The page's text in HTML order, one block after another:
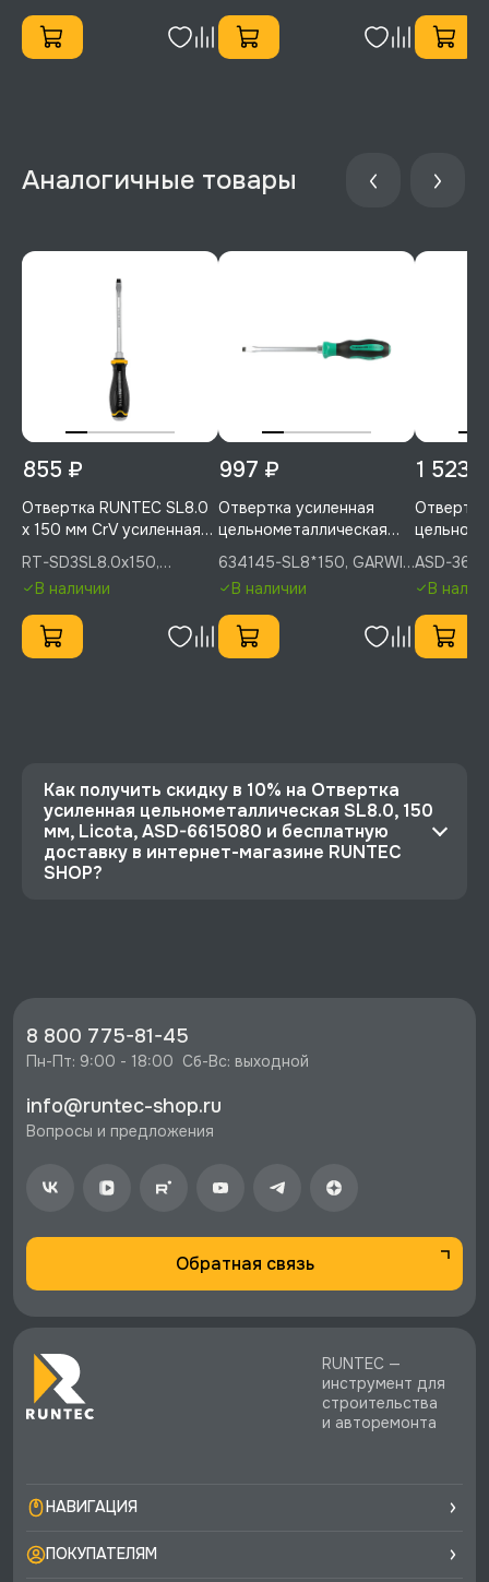
855 ₽
Отвертка RUNTEC SL8.0
x 150 мм CrV усиленная
со сквозным стержнем,
RT-SD3SL8.0x150
RT-SD3SL8.0x150,
RUNTEC
В наличии
997 ₽
Отвертка усиленная
цельнометаллическая
SL8, 150 мм, GARWIN
PRO, 634145-SL8*150
634145-SL8*150, GARWIN
PROВ наличии
1 523
SL8.0,
ASD-
ASD-
В
Как получить скидку в 10% на Отвертка
усиленная цельнометаллическая SL8.0, 150
мм, Licota, ASD-6615080 и бесплатную
доставку в интернет-магазине RUNTEC
SHOP?
ASD-6615080 со скидкой - 1218 руб.
⚡️ Бесплатная доставка в Москве, Санкт-
стоимости заказа.
8 800 775-81-45
Пн-Пт: 9:00 - 18:00  Сб-Вс: выходной
info@runtec-shop.ru
Вопросы и предложения
Обратная связь
RUNTEC —
инструмент для
строительства
и авторемонта
НАВИГАЦИЯ
ПОКУПАТЕЛЯМ